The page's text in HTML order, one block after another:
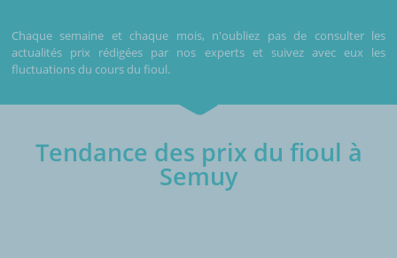
Chaque semaine et chaque mois, n'oubliez pas de consulter les
actualités prix rédigées par nos experts et suivez avec eux les
fluctuations du cours du fioul.
Tendance des prix du fioul à
Semuy